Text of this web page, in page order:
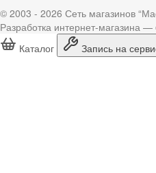
© 2003 - 2026 Сеть магазинов
Разработка интернет-магазина
Каталог
Запись на